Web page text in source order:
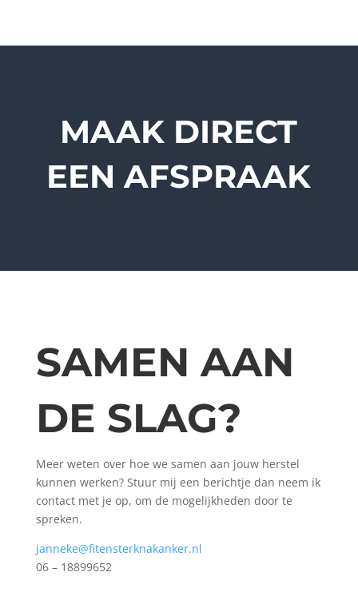
MAAK DIRECT
EEN AFSPRAAK
SAMEN AAN
DE SLAG?
Meer weten over hoe we samen aan jouw herstel
kunnen werken? Stuur mij een berichtje dan neem ik
contact met je op, om de mogelijkheden door te
spreken.
janneke@fitensterknakanker.nl
06 – 18899652